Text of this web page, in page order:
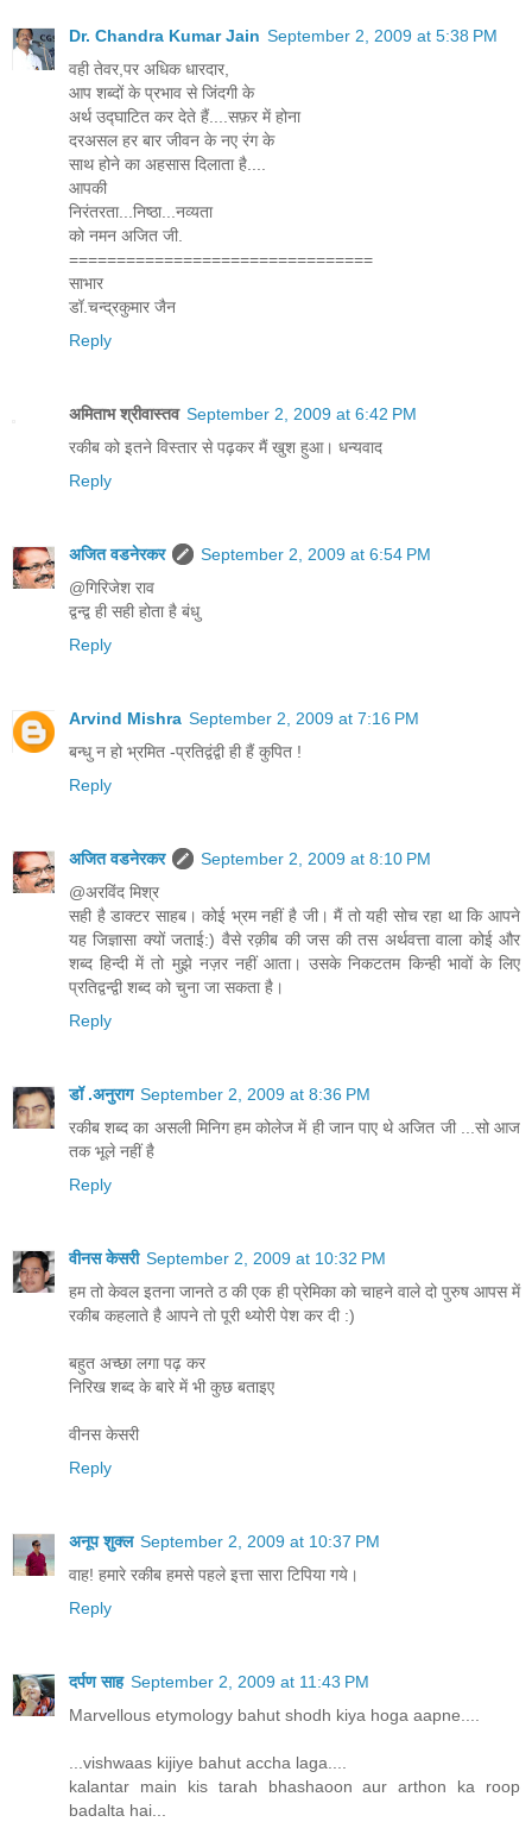
Dr. Chandra Kumar Jain September 2, 2009 at 5:38 PM
वही तेवर,पर अधिक धारदार,
आप शब्दों के प्रभाव से जिंदगी के
अर्थ उद्घाटित कर देते हैं....सफ़र में होना
दरअसल हर बार जीवन के नए रंग के
साथ होने का अहसास दिलाता है....
आपकी
निरंतरता...निष्ठा...नव्यता
को नमन अजित जी.
================================
साभार
डॉ.चन्द्रकुमार जैन
Reply
अमिताभ श्रीवास्तव September 2, 2009 at 6:42 PM
रकीब को इतने विस्तार से पढ़कर मैं खुश हुआ। धन्यवाद
Reply
अजित वडनेरकर
September 2, 2009 at 6:54 PM
@गिरिजेश राव
द्वन्द्व ही सही होता है बंधु
Reply
Arvind Mishra September 2, 2009 at 7:16 PM
बन्धु न हो भ्रमित -प्रतिद्वंद्वी ही हैं कुपित !
Reply
अजित वडनेरकर
September 2, 2009 at 8:10 PM
@अरविंद मिश्र
सही है डाक्टर साहब। कोई भ्रम नहीं है जी। मैं तो यही सोच रहा था कि आपने
यह जिज्ञासा क्यों जताई:) वैसे रक़ीब की जस की तस अर्थवत्ता वाला कोई और
शब्द हिन्दी में तो मुझे नज़र नहीं आता। उसके निकटतम किन्ही भावों के लिए
प्रतिद्वन्द्वी शब्द को चुना जा सकता है।
Reply
डॉ .अनुराग September 2, 2009 at 8:36 PM
रकीब शब्द का असली मिनिग हम कोलेज में ही जान पाए थे अजित जी ...सो आज
तक भूले नहीं है
Reply
वीनस केसरी September 2, 2009 at 10:32 PM
हम तो केवल इतना जानते ठ की एक ही प्रेमिका को चाहने वाले दो पुरुष आपस में
रकीब कहलाते है आपने तो पूरी थ्योरी पेश कर दी :)
बहुत अच्छा लगा पढ़ कर
निरिख शब्द के बारे में भी कुछ बताइए
वीनस केसरी
Reply
अनूप शुक्ल September 2, 2009 at 10:37 PM
वाह! हमारे रकीब हमसे पहले इत्ता सारा टिपिया गये।
Reply
दर्पण साह September 2, 2009 at 11:43 PM
Marvellous etymology bahut shodh kiya hoga aapne....
...vishwaas kijiye bahut accha laga....
kalantar main kis tarah bhashaoon aur arthon ka roop
badalta hai...